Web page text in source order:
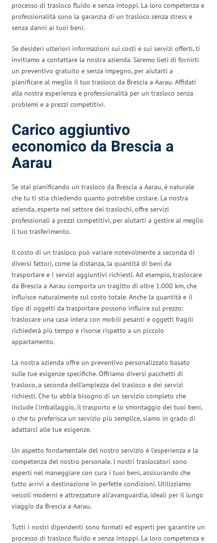
processo di trasloco fluido e senza intoppi. La loro competenza e
professionalità sono la garanzia di un trasloco senza stress e
senza danni ai tuoi beni.
Se desideri ulteriori informazioni sui costi e sui servizi offerti, ti
invitiamo a contattare la nostra azienda. Saremo lieti di fornirti
un preventivo gratuito e senza impegno, per aiutarti a
pianificare al meglio il tuo trasloco da Brescia a Aarau. Affidati
alla nostra esperienza e professionalità per un trasloco senza
problemi e a prezzi competitivi.
Carico aggiuntivo
economico da Brescia a
Aarau
Se stai pianificando un trasloco da Brescia a Aarau, è naturale
che tu ti stia chiedendo quanto potrebbe costare. La nostra
azienda, esperta nel settore dei traslochi, offre servizi
professionali a prezzi competitivi, per aiutarti a gestire al meglio
il tuo trasferimento.
Il costo di un trasloco può variare notevolmente a seconda di
diversi fattori, come la distanza, la quantità di beni da
trasportare e i servizi aggiuntivi richiesti. Ad esempio, traslocare
da Brescia a Aarau comporta un tragitto di oltre 1.000 km, che
influisce naturalmente sul costo totale. Anche la quantità e il
tipo di oggetti da trasportare possono influire sul prezzo:
traslocare una casa intera con mobili pesanti e oggetti fragili
richiederà più tempo e risorse rispetto a un piccolo
appartamento.
La nostra azienda offre un preventivo personalizzato basato
sulle tue esigenze specifiche. Offriamo diversi pacchetti di
trasloco, a seconda dell’ampiezza del trasloco e dei servizi
richiesti. Che tu abbia bisogno di un servizio completo che
include l’imballaggio, il trasporto e lo smontaggio dei tuoi beni,
o che tu preferisca un servizio più semplice, siamo in grado di
adattarci alle tue esigenze.
Un aspetto fondamentale del nostro servizio è l’esperienza e la
competenza del nostro personale. I nostri traslocatori sono
esperti nel maneggiare con cura i tuoi beni, assicurando che
tutto arrivi a destinazione in perfette condizioni. Utilizziamo
veicoli moderni e attrezzature all’avanguardia, ideali per il lungo
viaggio da Brescia a Aarau.
Tutti i nostri dipendenti sono formati ed esperti per garantire un
processo di trasloco fluido e senza intoppi. La loro competenza e